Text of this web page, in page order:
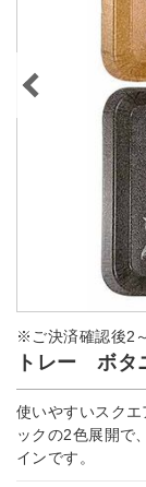
※ご決済確認後2
トレー ボタ
使いやすいスク
ックの2色展開で
インです。